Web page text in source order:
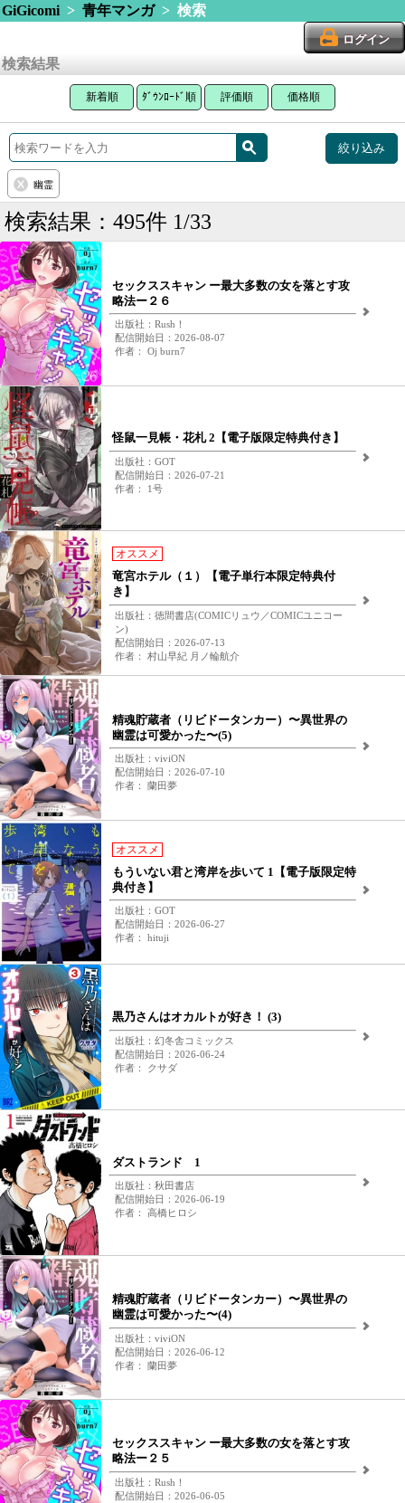
GiGicomi> 青年マンガ> 検索
ログイン
検索結果
新着順 ﾀﾞｳﾝﾛｰﾄﾞ順 評価順 価格順
絞り込み
幽霊
検索結果：495件 1/33
セックススキャン ー最大多数の女を落とす攻
略法ー２６
出版社：Rush！
配信開始日：2026-08-07
作者： Oj burn7
怪鼠一見帳・花札 2【電子版限定特典付き】
出版社：GOT
配信開始日：2026-07-21
作者： 1号
オススメ
竜宮ホテル（１）【電子単行本限定特典付
き】
出版社：徳間書店(COMICリュウ／COMICユニコー
ン)
配信開始日：2026-07-13
作者： 村山早紀 月ノ輪航介
精魂貯蔵者（リビドータンカー）〜異世界の
幽霊は可愛かった〜(5)
出版社：viviON
配信開始日：2026-07-10
作者： 蘭田夢
オススメ
もういない君と湾岸を歩いて 1【電子版限定特
典付き】
出版社：GOT
配信開始日：2026-06-27
作者： hituji
黒乃さんはオカルトが好き！ (3)
出版社：幻冬舎コミックス
配信開始日：2026-06-24
作者： クサダ
ダストランド 1
出版社：秋田書店
配信開始日：2026-06-19
作者： 高橋ヒロシ
精魂貯蔵者（リビドータンカー）〜異世界の
幽霊は可愛かった〜(4)
出版社：viviON
配信開始日：2026-06-12
作者： 蘭田夢
セックススキャン ー最大多数の女を落とす攻
略法ー２５
出版社：Rush！
配信開始日：2026-06-05